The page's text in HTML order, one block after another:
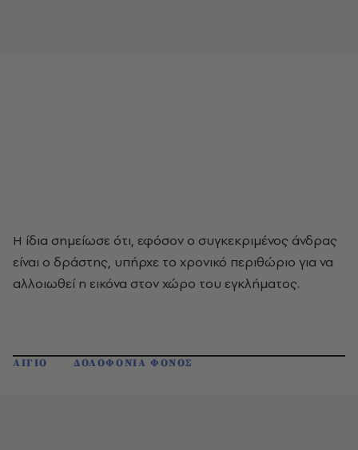
Η ίδια σημείωσε ότι, εφόσον ο συγκεκριμένος άνδρας
είναι ο δράστης, υπήρχε το χρονικό περιθώριο για να
αλλοιωθεί η εικόνα στον χώρο του εγκλήματος.
ΑΙΓΙΟ ΔΟΛΟΦΟΝΙΑ ΦΟΝΟΣ